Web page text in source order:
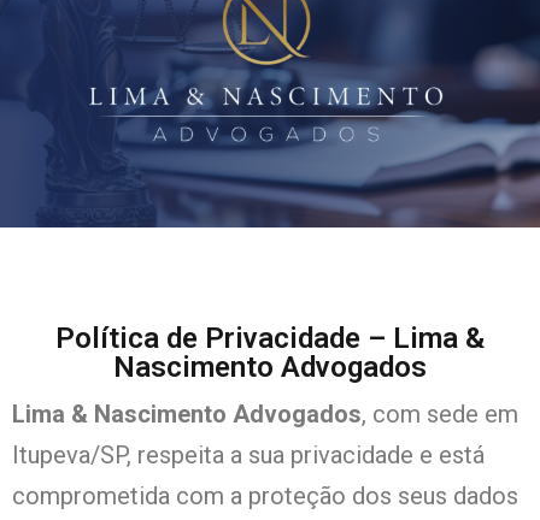
Política de Privacidade – Lima &
Nascimento Advogados
Lima & Nascimento Advogados, com sede em
Itupeva/SP, respeita a sua privacidade e está
comprometida com a proteção dos seus dados